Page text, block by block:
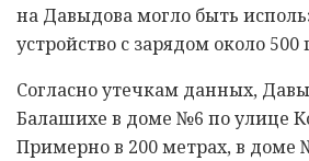
на Давыдова могло быть
устройство с зарядом около
Согласно утечкам данных,
Балашихе в доме №6 по улице
Примерно в 200 метрах, в доме